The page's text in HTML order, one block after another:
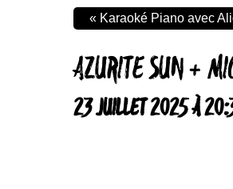
AZURITE SUN +
23 JUILLET 2025 À
« Karaoké Piano avec